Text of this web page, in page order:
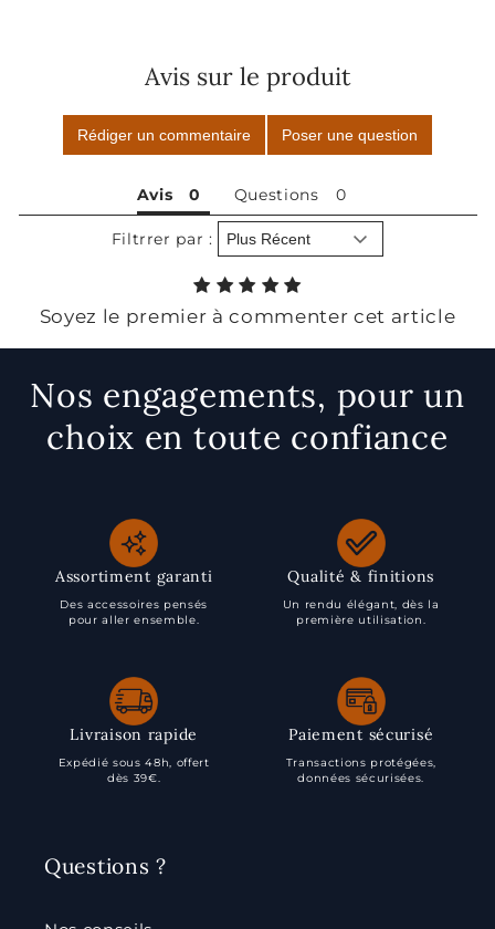
Avis sur le produit
Rédiger un commentaire Poser une question
Avis Questions
Filtrrer par :
Soyez le premier à commenter cet article
Nos engagements, pour un
choix en toute confiance
Assortiment garanti
Des accessoires pensés
pour aller ensemble.
Qualité & finitions
Un rendu élégant, dès la
première utilisation.
Livraison rapide
Expédié sous 48h, offert
dès 39€.
Paiement sécurisé
Transactions protégées,
données sécurisées.
Questions ?